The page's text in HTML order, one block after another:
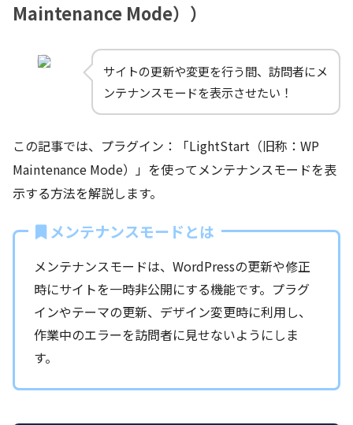
Maintenance Mode））
サイトの更新や変更を行う間、訪問者にメ
ンテナンスモードを表示させたい！
この記事では、プラグイン：「LightStart（旧称：WP
Maintenance Mode）」を使ってメンテナンスモードを表
示する方法を解説します。
メンテナンスモードとは
メンテナンスモードは、WordPressの更新や修正
時にサイトを一時非公開にする機能です。プラグ
インやテーマの更新、デザイン変更時に利用し、
作業中のエラーを訪問者に見せないようにしま
す。